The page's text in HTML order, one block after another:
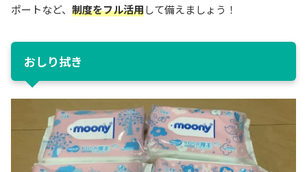
ポートなど、 制度をフル活用して備えましょう！
おしり拭き